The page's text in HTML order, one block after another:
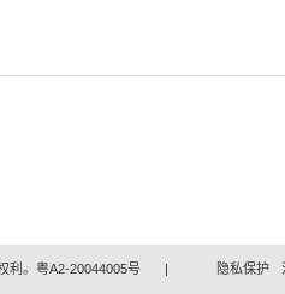
利。粤A2-20044005号 | 隐私保护